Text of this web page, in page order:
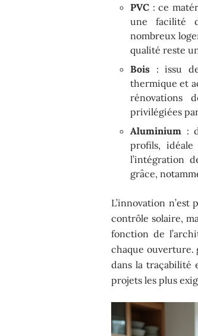
PVC : ce
une facilité
nombreux
qualité reste
Bois : issu
thermique et
rénovations
privilégiées
Aluminium :
profils,
l’intégration
grâce,
L’innovation
contrôle solaire,
fonction de
chaque ouverture.
dans la traçabilité
projets les plus